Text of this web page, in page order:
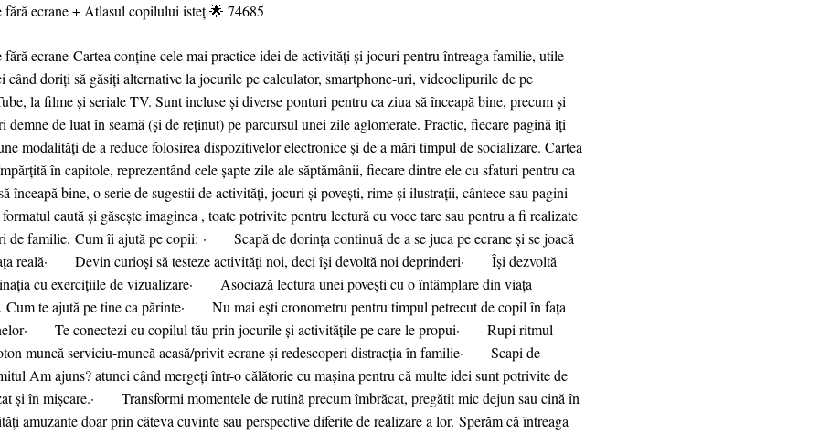
fără ecrane + Atlasul copilului isteț 🌟 74685
fără ecrane Cartea conține cele mai practice idei de activități și jocuri pentru întreaga familie, utile
când doriți să găsiți alternative la jocurile pe calculator, smartphone-uri, videoclipurile de pe
la filme și seriale TV. Sunt incluse și diverse ponturi pentru ca ziua să înceapă bine, precum și
demne de luat în seamă (și de reținut) pe parcursul unei zile aglomerate. Practic, fiecare pagină îţi
modalităţi de a reduce folosirea dispozitivelor electronice și de a mări timpul de socializare. Cartea
în capitole, reprezentând cele șapte zile ale săptămânii, fiecare dintre ele cu sfaturi pentru ca
înceapă bine, o serie de sugestii de activități, jocuri și povești, rime și ilustrații, cântece sau pagini
caută și găsește imaginea , toate potrivite pentru lectură cu voce tare sau pentru a fi realizate
de familie. Cum îi ajută pe copii: · Scapă de dorința continuă de a se juca pe ecrane și se joacă
reală· Devin curioși să testeze activități noi, deci își devoltă noi deprinderi· Își dezvoltă
cu exercițiile de vizualizare· Asociază lectura unei povești cu o întâmplare din viața
Cum te ajută pe tine ca părinte· Nu mai ești cronometru pentru timpul petrecut de copil în fața
Te conectezi cu copilul tău prin jocurile și activitățile pe care le propui· Rupi ritmul
muncă serviciu-muncă acasă/privit ecrane și redescoperi distracția în familie· Scapi de
Am ajuns? atunci când mergeți într-o călătorie cu mașina pentru că multe idei sunt potrivite de
și în mișcare.· Transformi momentele de rutină precum îmbrăcat, pregătit mic dejun sau cină în
amuzante doar prin câteva cuvinte sau perspective diferite de realizare a lor. Sperăm că întreaga